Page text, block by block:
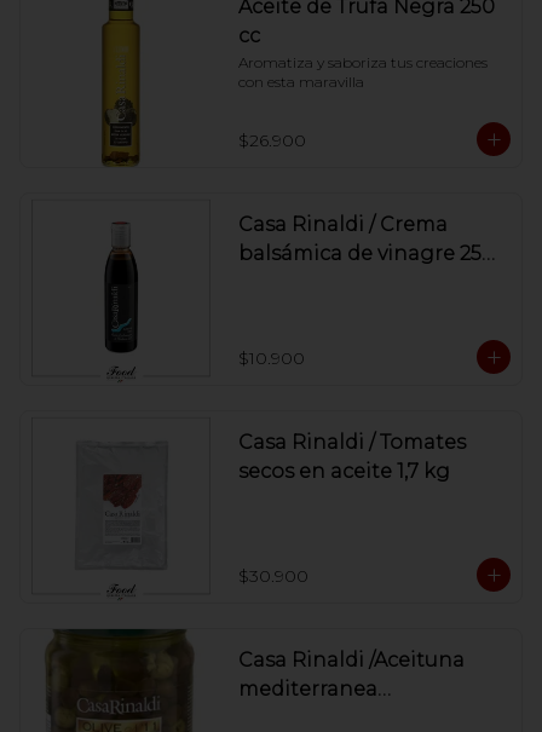
Aceite de Trufa Negra 250
cc
Aromatiza y saboriza tus creaciones
con esta maravilla
$26.900
Casa Rinaldi / Crema
balsámica de vinagre 250
$10.900
Casa Rinaldi / Tomates
secos en aceite 1,7 kg
$30.900
Casa Rinaldi /Aceituna
mediterranea